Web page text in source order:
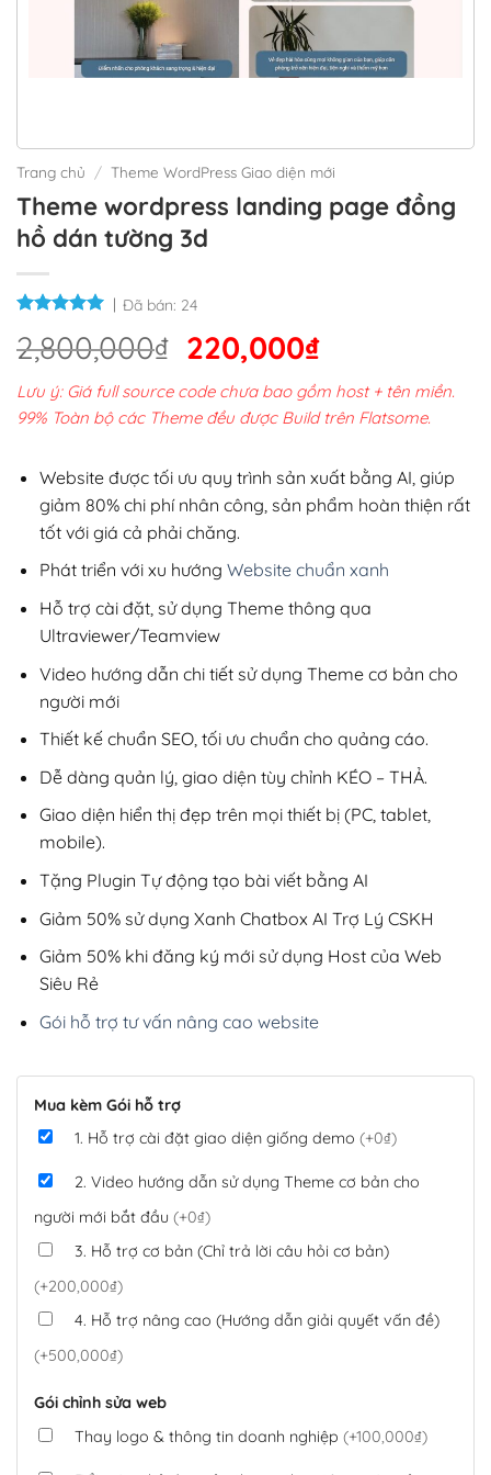
Trang chủ / Theme WordPress Giao diện mới
Theme wordpress landing page đồng
hồ dán tường 3d
Đã bán: 24
2,800,000₫ Giá
gốc
là:
2,800,000₫.
220,000₫Giá
hiện
tại
220,000₫.
Lưu ý: Giá full source code chưa bao gồm host + tên miền.
99% Toàn bộ các Theme đều được Build trên Flatsome.
Website được tối ưu quy trình sản xuất bằng AI, giúp
giảm 80% chi phí nhân công, sản phẩm hoàn thiện rất
tốt với giá cả phải chăng.
Phát triển với xu hướng Website chuẩn xanh
Hỗ trợ cài đặt, sử dụng Theme thông qua
Ultraviewer/Teamview
Video hướng dẫn chi tiết sử dụng Theme cơ bản cho
người mới
Thiết kế chuẩn SEO, tối ưu chuẩn cho quảng cáo.
Dễ dàng quản lý, giao diện tùy chỉnh KÉO – THẢ.
Giao diện hiển thị đẹp trên mọi thiết bị (PC, tablet,
mobile).
Tặng Plugin Tự động tạo bài viết bằng AI
Giảm 50% sử dụng Xanh Chatbox AI Trợ Lý CSKH
Giảm 50% khi đăng ký mới sử dụng Host của Web
Siêu Rẻ
Gói hỗ trợ tư vấn nâng cao website
Mua kèm Gói hỗ trợ
1. Hỗ trợ cài đặt giao diện giống demo (+0₫)
2. Video hướng dẫn sử dụng Theme cơ bản cho
người mới bắt đầu (+0₫)
3. Hỗ trợ cơ bản (Chỉ trả lời câu hỏi cơ bản)
(+200,000₫)
4. Hỗ trợ nâng cao (Hướng dẫn giải quyết vấn đề)
(+500,000₫)
Gói chỉnh sửa web
Thay logo & thông tin doanh nghiệp (+100,000₫)